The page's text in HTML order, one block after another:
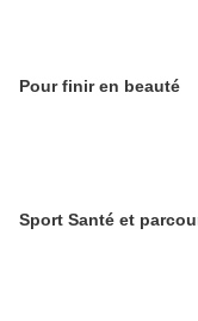
Pour finir en beauté
Sport Santé et